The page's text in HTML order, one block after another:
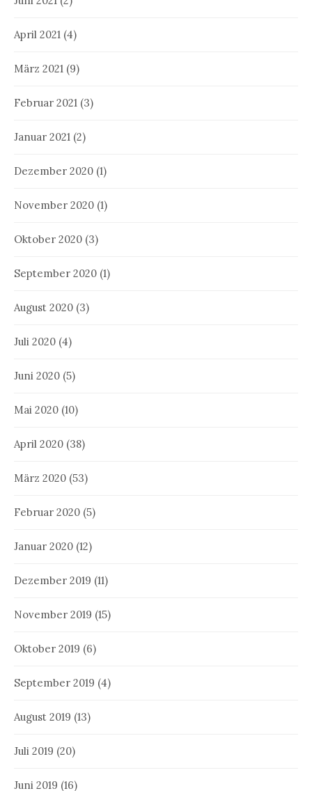
April 2021 (4)
März 2021 (9)
Februar 2021 (3)
Januar 2021 (2)
Dezember 2020 (1)
November 2020 (1)
Oktober 2020 (3)
September 2020 (1)
August 2020 (3)
Juli 2020 (4)
Juni 2020 (5)
Mai 2020 (10)
April 2020 (38)
März 2020 (53)
Februar 2020 (5)
Januar 2020 (12)
Dezember 2019 (11)
November 2019 (15)
Oktober 2019 (6)
September 2019 (4)
August 2019 (13)
Juli 2019 (20)
Juni 2019 (16)